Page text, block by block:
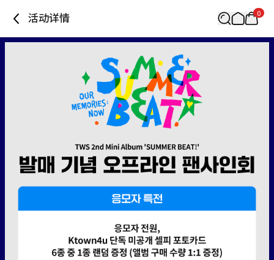
活动详情 0